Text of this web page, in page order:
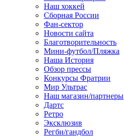
Наш хоккей
Сборная России
Фан-cектор
Новости сайта
Благотворительность
Мини-футбол/Пляжка
Наша История
Обзор прессы
Конкурсы Фратрии
Мир Ультрас
Наш магазин/партнеры
Дартс
Ретро
Эксклюзив
Регби/гандбол